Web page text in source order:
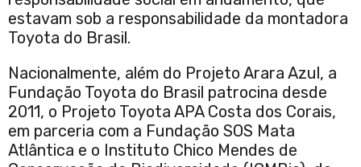
estavam sob a responsabilidade da montadora
Toyota do Brasil.
Nacionalmente, além do Projeto Arara Azul, a
Fundação Toyota do Brasil patrocina desde
2011, o Projeto Toyota APA Costa dos Corais,
em parceria com a Fundação SOS Mata
Atlântica e o Instituto Chico Mendes de